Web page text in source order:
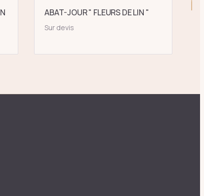
ABAT-JOUR " FLEURS DE LIN "
Sur devis